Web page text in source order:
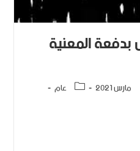
بدفعة المعنية
عام